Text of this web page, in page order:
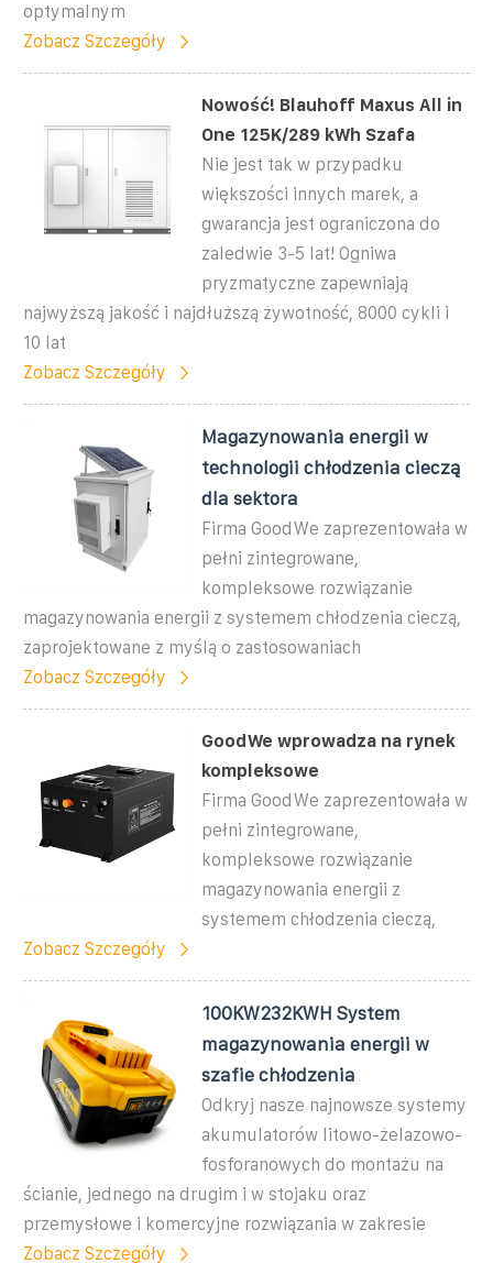
optymalnym
Zobacz Szczegóły
Nowość! Blauhoff Maxus All in
One 125K/289 kWh Szafa
Nie jest tak w przypadku
większości innych marek, a
gwarancja jest ograniczona do
zaledwie 3-5 lat! Ogniwa
pryzmatyczne zapewniają
najwyższą jakość i najdłuższą żywotność, 8000 cykli i
10 lat
Zobacz Szczegóły
Magazynowania energii w
technologii chłodzenia cieczą
dla sektora
Firma GoodWe zaprezentowała w
pełni zintegrowane,
kompleksowe rozwiązanie
magazynowania energii z systemem chłodzenia cieczą,
zaprojektowane z myślą o zastosowaniach
Zobacz Szczegóły
GoodWe wprowadza na rynek
kompleksowe
Firma GoodWe zaprezentowała w
pełni zintegrowane,
kompleksowe rozwiązanie
magazynowania energii z
systemem chłodzenia cieczą,
Zobacz Szczegóły
100KW232KWH System
magazynowania energii w
szafie chłodzenia
Odkryj nasze najnowsze systemy
akumulatorów litowo-żelazowo-
fosforanowych do montażu na
ścianie, jednego na drugim i w stojaku oraz
przemysłowe i komercyjne rozwiązania w zakresie
Zobacz Szczegóły